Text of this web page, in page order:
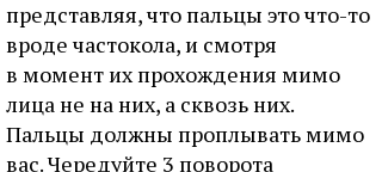
представляя, что пальцы это что-то
вроде частокола, и смотря
в момент их прохождения мимо
лица не на них, а сквозь них.
Пальцы должны проплывать мимо
вас. Чередуйте 3 поворота